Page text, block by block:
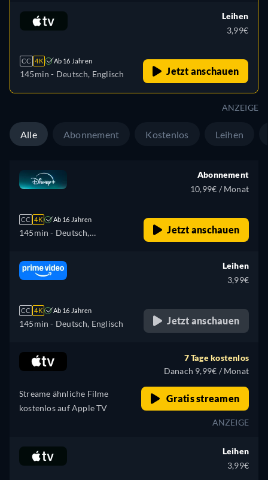
Spanisch, Spanisch
(Lateinamerika), Französisch,
Ungarisch, Italienisch,
Japanisch, Polnisch,
CC 4K Ab 16 Jahren
145min - Deutsch, Englisch
Leihen
3,99€
Jetzt anschauen
ANZEIGE
Alle Abonnement Kostenlos Leihen
CC 4K Ab 16 Jahren
145min - Deutsch,
Spanisch, Spanisch
(Lateinamerika), Französisch,
Ungarisch, Italienisch,
Japanisch, Polnisch,
Abonnement
10,99€ / Monat
Jetzt anschauen
CC 4K Ab 16 Jahren
145min - Deutsch, Englisch
Leihen
3,99€
Jetzt anschauen
Streame ähnliche Filme
kostenlos auf Apple TV
7 Tage kostenlos
Danach 9,99€ / Monat
Gratis streamen
ANZEIGE
Leihen
3,99€